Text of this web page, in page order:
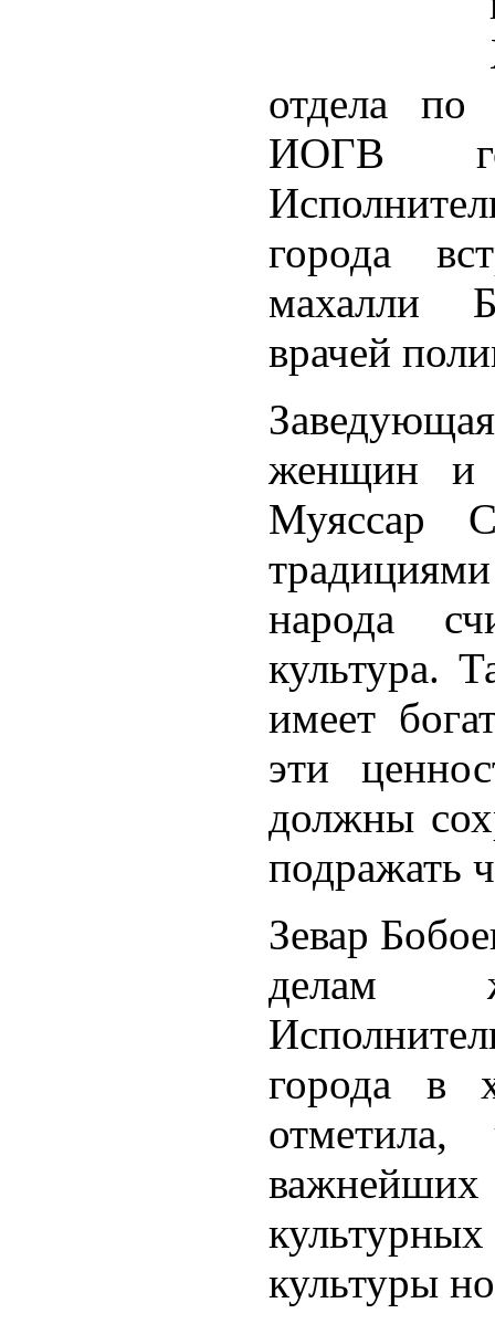
отдела
ИОГВ
города
махалли
врачей
женщин и
Муяссар
народа
культура.
имеет
эти
должны
подражать
Зевар
делам
города в
важнейших
культуры